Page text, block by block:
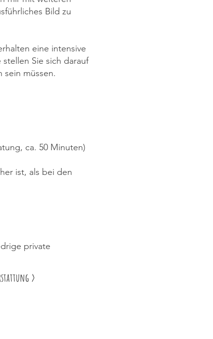
Bild zu
eine intensive
Sie sich darauf
sein müssen.
ca. 50 Minuten)
ist, als bei den
private
>